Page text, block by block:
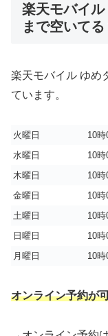
楽天モバイ
まで空いてる
楽天モバイル ゆめ
ています。
火曜日
10
水曜日
10
木曜日
10
金曜日
10
土曜日
10
日曜日
10
月曜日
10
オンライン予約が